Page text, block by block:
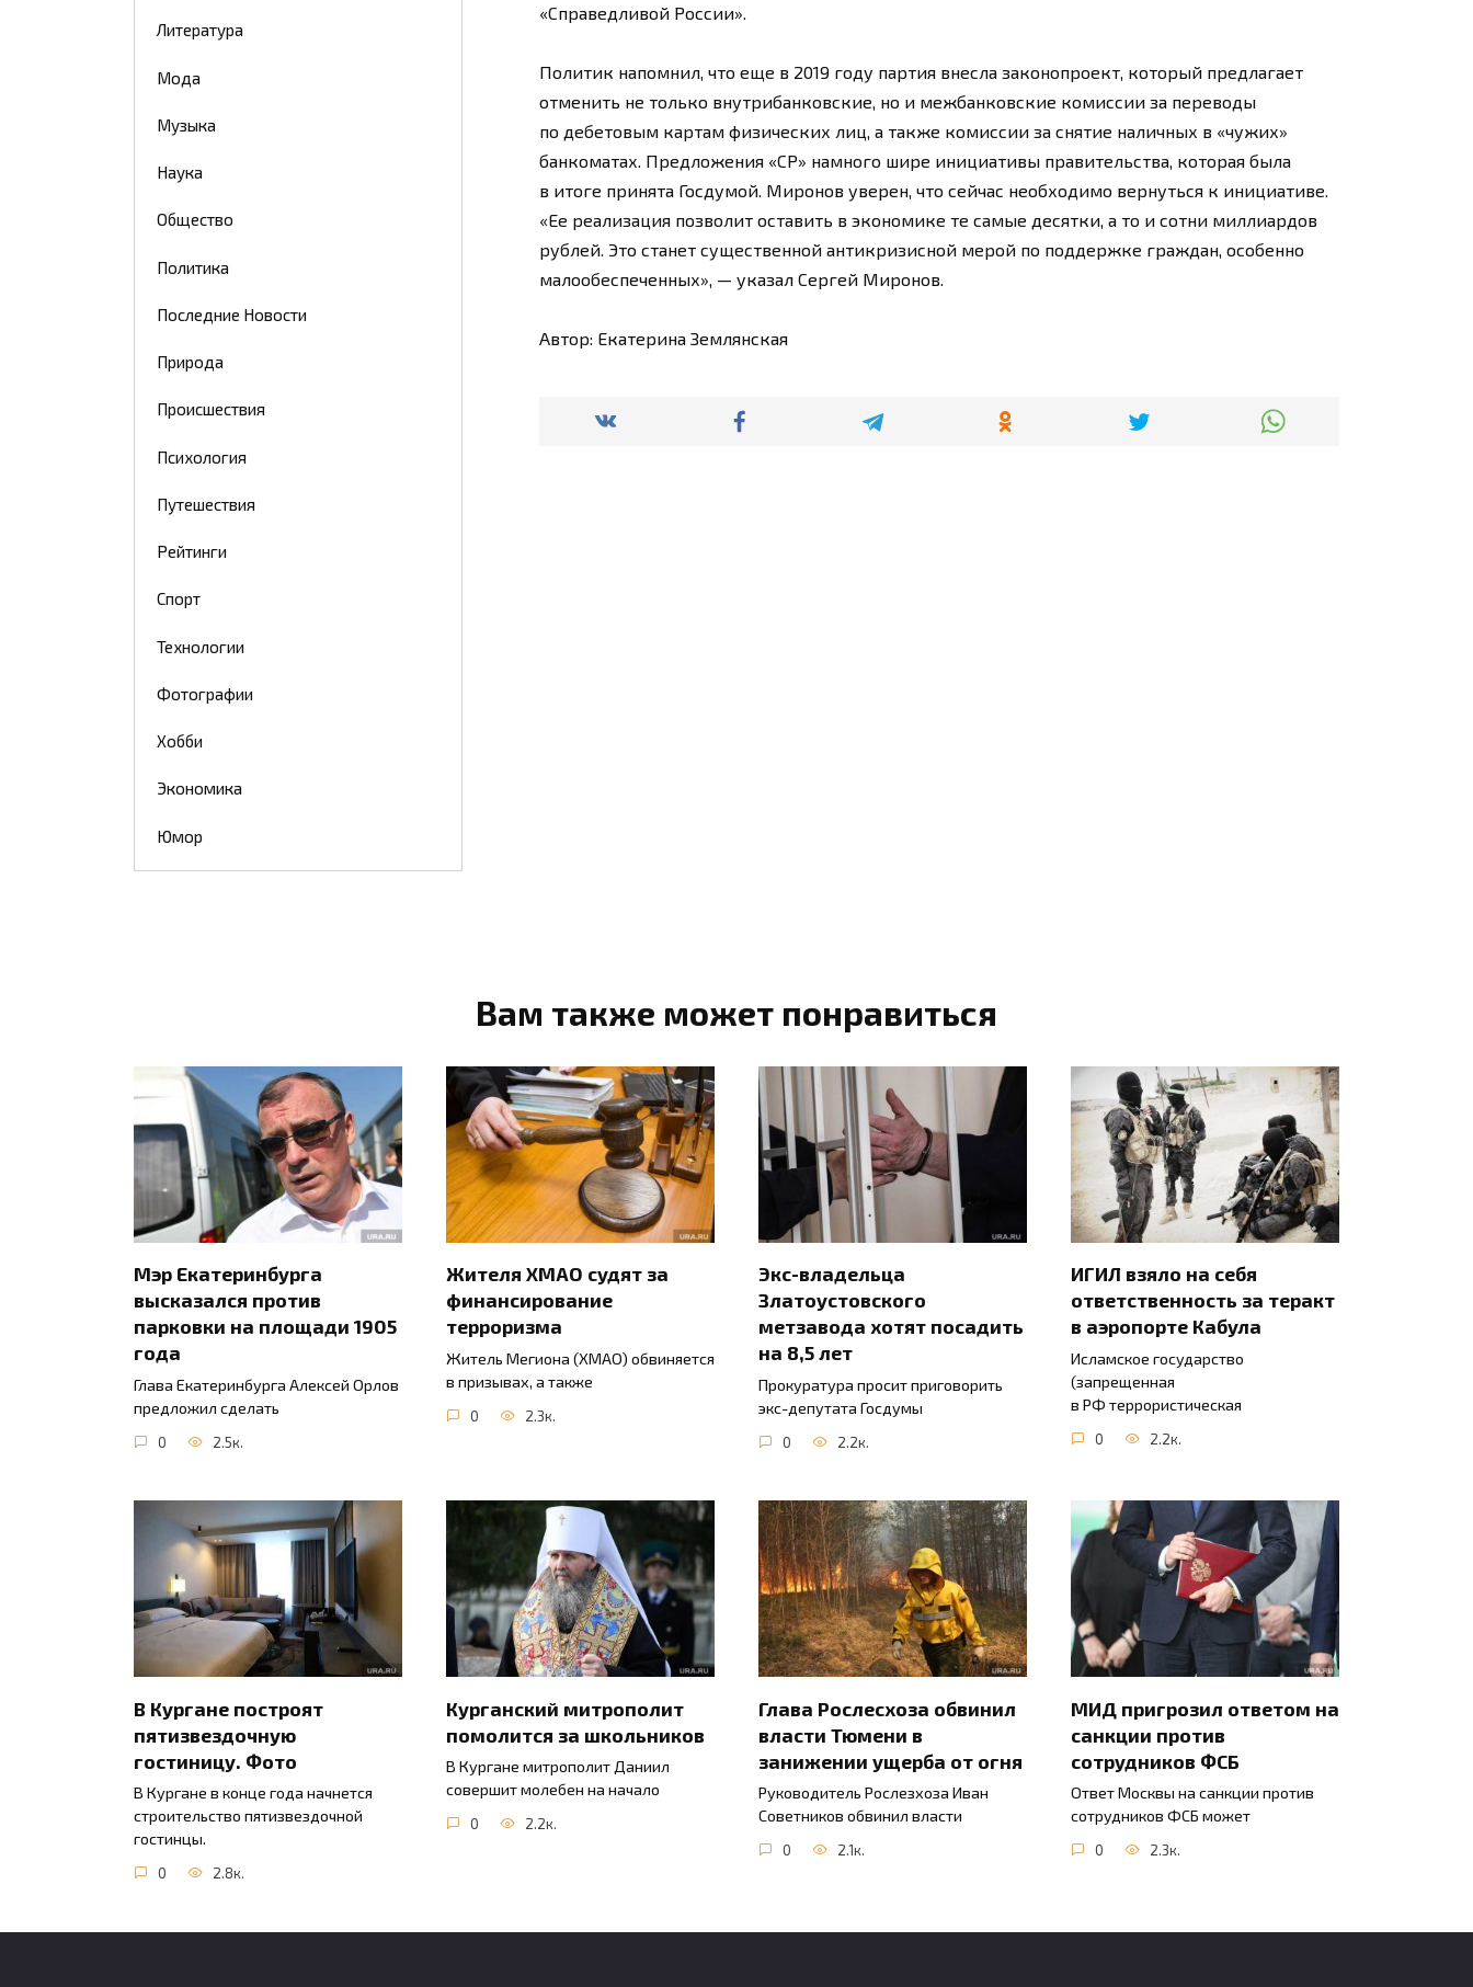
«Справедливой России».
Политик напомнил, что еще в 2019 году партия внесла законопроект, который предлагает
отменить не только внутрибанковские, но и межбанковские комиссии за переводы
по дебетовым картам физических лиц, а также комиссии за снятие наличных в «чужих»
банкоматах. Предложения «СР» намного шире инициативы правительства, которая была
в итоге принята Госдумой. Миронов уверен, что сейчас необходимо вернуться к инициативе.
«Ее реализация позволит оставить в экономике те самые десятки, а то и сотни миллиардов
рублей. Это станет существенной антикризисной мерой по поддержке граждан, особенно
малообеспеченных», — указал Сергей Миронов.
Автор: Екатерина Землянская
Литература
Мода
Музыка
Наука
Общество
Политика
Последние Новости
Природа
Происшествия
Психология
Путешествия
Рейтинги
Спорт
Технологии
Фотографии
Хобби
Экономика
Юмор
Вам также может понравиться
Мэр Екатеринбурга
высказался против
парковки на площади 1905
года
Глава Екатеринбурга Алексей Орлов
предложил сделать
0 2.5к.
Жителя ХМАО судят за
финансирование
терроризма
Житель Мегиона (ХМАО) обвиняется
в призывах, а также
0 2.3к.
Экс-владельца
Златоустовского
метзавода хотят посадить
на 8,5 лет
Прокуратура просит приговорить
экс-депутата Госдумы
0 2.2к.
ИГИЛ взяло на себя
ответственность за теракт
в аэропорте Кабула
Исламское государство
(запрещенная
в РФ террористическая
0 2.2к.
В Кургане построят
пятизвездочную
гостиницу. Фото
В Кургане в конце года начнется
строительство пятизвездочной
гостинцы.
0 2.8к.
Курганский митрополит
помолится за школьников
В Кургане митрополит Даниил
совершит молебен на начало
0 2.2к.
Глава Рослесхоза обвинил
власти Тюмени в
занижении ущерба от огня
Руководитель Рослезхоза Иван
Советников обвинил власти
0 2.1к.
МИД пригрозил ответом на
санкции против
сотрудников ФСБ
Ответ Москвы на санкции против
сотрудников ФСБ может
0 2.3к.